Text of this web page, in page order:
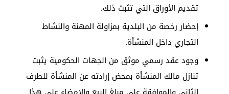
تقديم الأوراق التي تثبت ذلك.
إحضار رخصة من البلدية بمزاولة المهنة والنشاط
التجاري داخل المنشأة.
وجود عقد رسمي موثق من الجهات الحكومية يثبت
تنازل مالك المنشأة بمحض إرادته عن المنشأة للطرف